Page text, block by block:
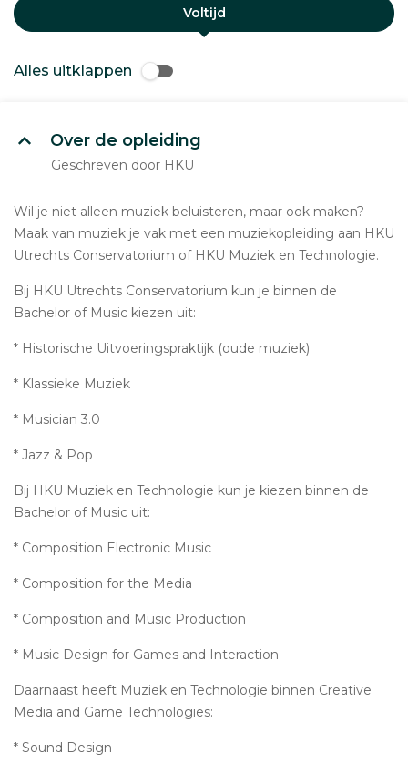
Voltijd
Alles uitklappen
Over de opleiding
Geschreven door HKU
Wil je niet alleen muziek beluisteren, maar ook maken?
Maak van muziek je vak met een muziekopleiding aan HKU
Utrechts Conservatorium of HKU Muziek en Technologie.
Bij HKU Utrechts Conservatorium kun je binnen de
Bachelor of Music kiezen uit:
* Historische Uitvoeringspraktijk (oude muziek)
* Klassieke Muziek
* Musician 3.0
* Jazz & Pop
Bij HKU Muziek en Technologie kun je kiezen binnen de
Bachelor of Music uit:
* Composition Electronic Music
* Composition for the Media
* Composition and Music Production
* Music Design for Games and Interaction
Daarnaast heeft Muziek en Technologie binnen Creative
Media and Game Technologies:
* Sound Design